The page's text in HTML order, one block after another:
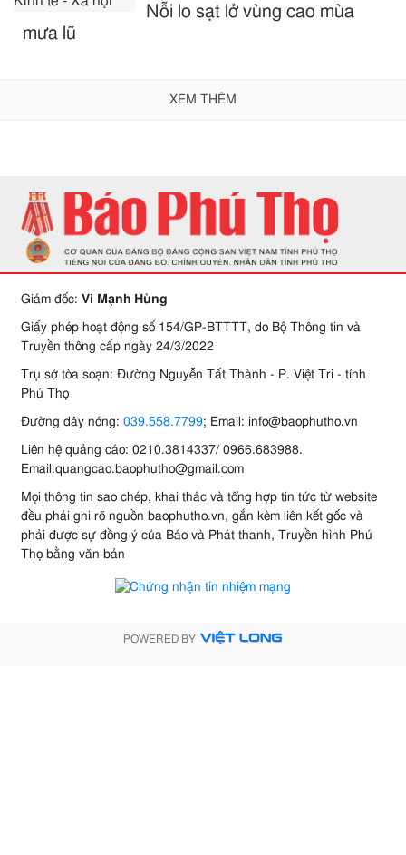
Nỗi lo sạt lở vùng cao mùa
mưa lũ
XEM THÊM
Giám đốc: Vi Mạnh Hùng
Giấy phép hoạt động số 154/GP-BTTTT, do Bộ Thông tin và
Truyền thông cấp ngày 24/3/2022
Trụ sở tòa soạn: Đường Nguyễn Tất Thành - P. Việt Trì - tỉnh
Phú Thọ
Đường dây nóng: 039.558.7799; Email: info@baophutho.vn
Liên hệ quảng cáo: 0210.3814337/ 0966.683988.
Email:quangcao.baophutho@gmail.com
Mọi thông tin sao chép, khai thác và tổng hợp tin tức từ website
đều phải ghi rõ nguồn baophutho.vn, gắn kèm liên kết gốc và
phải được sự đồng ý của Báo và Phát thanh, Truyền hình Phú
Thọ bằng văn bản
POWERED BY